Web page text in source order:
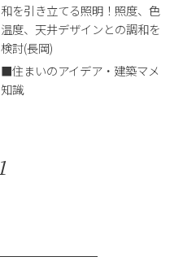
和を引き立てる照明！照度、色
温度、天井デザインとの調和を
検討(長岡)
■住まいのアイデア・建築マメ
知識
1